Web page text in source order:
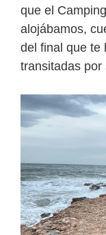
que el
alojábamos,
del final que te
transitadas por